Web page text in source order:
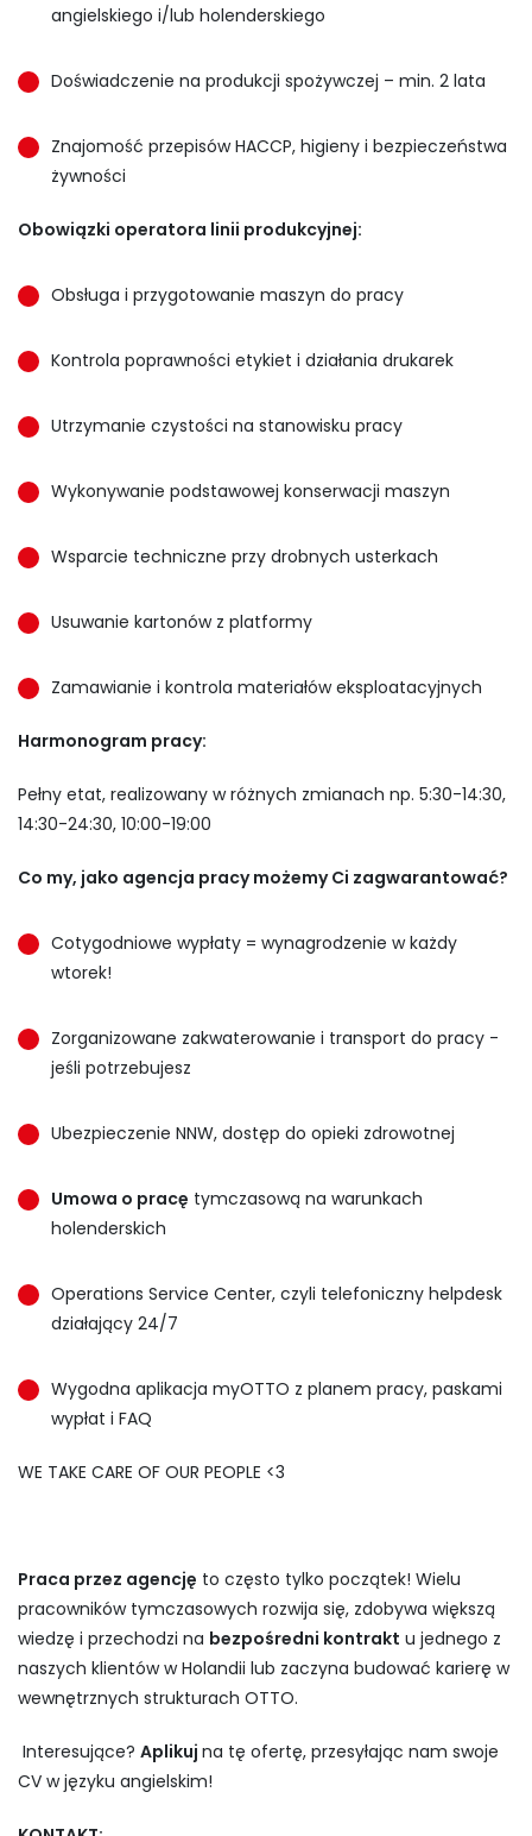
angielskiego i/lub holenderskiego
Doświadczenie na produkcji spożywczej – min. 2 lata
Znajomość przepisów HACCP, higieny i bezpieczeństwa
żywności
Obowiązki operatora linii produkcyjnej:
Obsługa i przygotowanie maszyn do pracy
Kontrola poprawności etykiet i działania drukarek
Utrzymanie czystości na stanowisku pracy
Wykonywanie podstawowej konserwacji maszyn
Wsparcie techniczne przy drobnych usterkach
Usuwanie kartonów z platformy
Zamawianie i kontrola materiałów eksploatacyjnych
Harmonogram pracy:
Pełny etat, realizowany w różnych zmianach np. 5:30-14:30,
14:30-24:30, 10:00-19:00
Co my, jako agencja pracy możemy Ci zagwarantować?
Cotygodniowe wypłaty = wynagrodzenie w każdy
wtorek!
Zorganizowane zakwaterowanie i transport do pracy -
jeśli potrzebujesz
Ubezpieczenie NNW, dostęp do opieki zdrowotnej
Umowa o pracę tymczasową na warunkach
holenderskich
Operations Service Center, czyli telefoniczny helpdesk
działający 24/7
Wygodna aplikacja myOTTO z planem pracy, paskami
wypłat i FAQ
WE TAKE CARE OF OUR PEOPLE <3
Praca przez agencję to często tylko początek! Wielu
pracowników tymczasowych rozwija się, zdobywa większą
wiedzę i przechodzi na bezpośredni kontrakt u jednego z
naszych klientów w Holandii lub zaczyna budować karierę w
wewnętrznych strukturach OTTO.
Interesujące? Aplikuj na tę ofertę, przesyłając nam swoje
CV w języku angielskim!